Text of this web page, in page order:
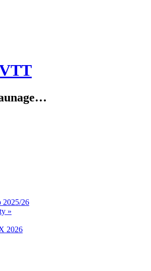
2025/26
»
2026